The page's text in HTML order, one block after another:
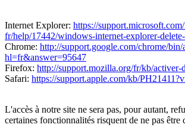
Internet Explorer: https://
fr/help/17442/windows-internet-explorer-
Chrome: http://support.google.com/chrome/bin/
hl=fr&answer=95647
Firefox: http://support.mozilla.org/fr/kb/activer-
Safari: https://support.apple.com/kb/
L'accès à notre site ne sera pas, pour autant,
certaines fonctionnalités risquent de ne pas être